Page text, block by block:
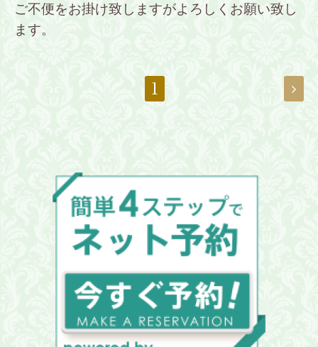
ご不便をお掛け致しますがよろしくお願い致し
ます。
1